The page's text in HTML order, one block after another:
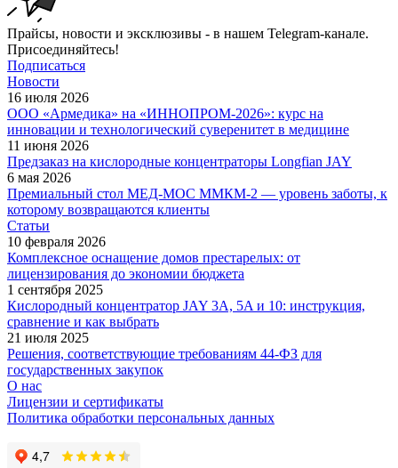
Прайсы, новости и эксклюзивы - в нашем Telegram-канале.
Присоединяйтесь!
Подписаться
Новости
16 июля 2026
ООО «Армедика» на «ИННОПРОМ-2026»: курс на
инновации и технологический суверенитет в медицине
11 июня 2026
Предзаказ на кислородные концентраторы Longfian JAY
6 мая 2026
Премиальный стол МЕД-МОС ММКМ-2 — уровень заботы, к
которому возвращаются клиенты
Статьи
10 февраля 2026
Комплексное оснащение домов престарелых: от
лицензирования до экономии бюджета
1 сентября 2025
Кислородный концентратор JAY 3A, 5A и 10: инструкция,
сравнение и как выбрать
21 июля 2025
Решения, соответствующие требованиям 44-ФЗ для
государственных закупок
О нас
Лицензии и сертификаты
Политика обработки персональных данных